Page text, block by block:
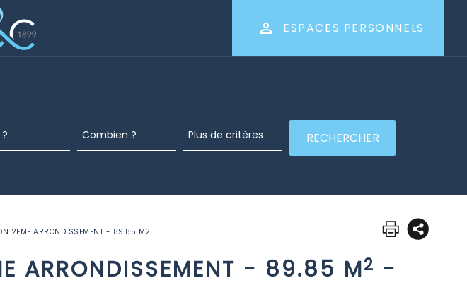
ESPACES PERSONNELS
2EME ARRONDISSEMENT - 89.85 M2
ARRONDISSEMENT - 89.85 M2 -